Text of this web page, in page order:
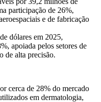
participação de 26%,
e de fabricação
dólares em 2025,
apoiada pelos setores de
de alta precisão.
cerca de 28% do mercado
em dermatologia,